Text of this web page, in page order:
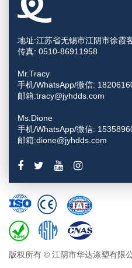
地址:江苏省无锡市江阴市徐霞
传真: 0510-86911958
Mr.Tracy
手机/WhatsApp/微信:
邮箱:tracy@jyhdds.com
Ms.Dione
手机/WhatsApp/微信:
邮箱:dione@jyhdds.com
版权所有 © 江阴市华达涤塑有限